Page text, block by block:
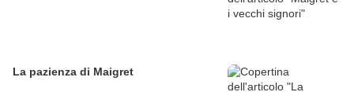
La pazienza di Maigret